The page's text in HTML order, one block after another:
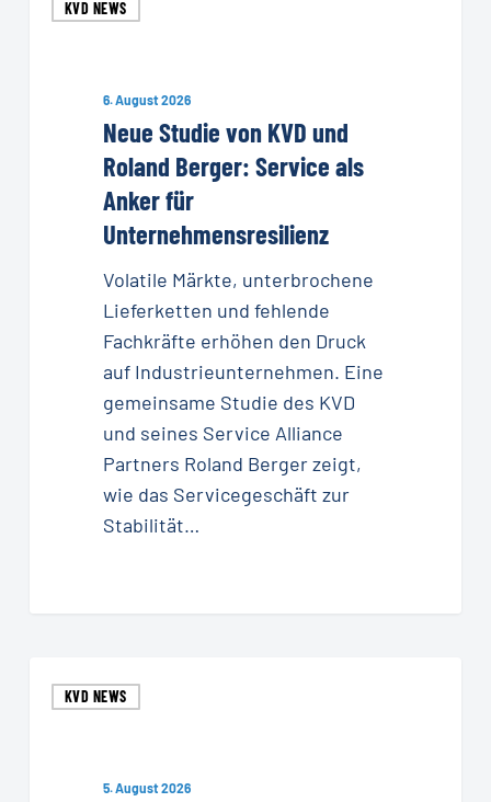
KVD NEWS
Studie
Unternehmensresilienz
6. August 2026
Neue Studie von KVD und
Roland Berger: Service als
Anker für
Unternehmensresilienz
Volatile Märkte, unterbrochene
Lieferketten und fehlende
Fachkräfte erhöhen den Druck
auf Industrieunternehmen. Eine
gemeinsame Studie des KVD
und seines Service Alliance
Partners Roland Berger zeigt,
wie das Servicegeschäft zur
Stabilität…
KVD NEWS
Keynotes
5. August 2026